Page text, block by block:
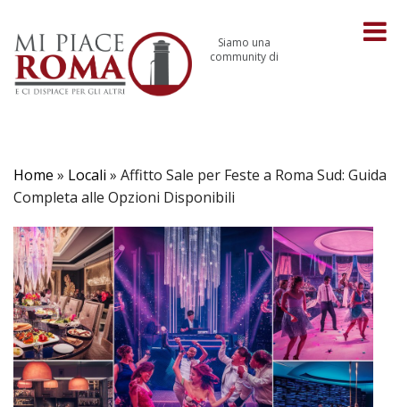
Siamo una
community di
Home » Locali » Affitto Sale per Feste a Roma Sud: Guida
Completa alle Opzioni Disponibili